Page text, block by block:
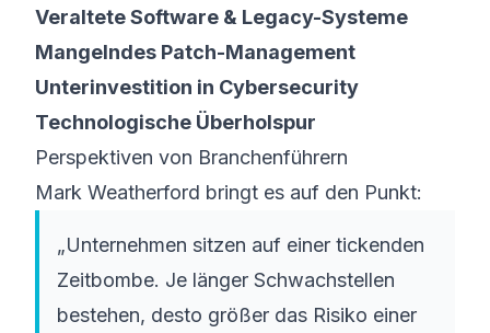
Veraltete Software & Legacy-Systeme
Mangelndes Patch-Management
Unterinvestition in Cybersecurity
Technologische Überholspur
Perspektiven von Branchenführern
Mark Weatherford bringt es auf den Punkt:
„Unternehmen sitzen auf einer tickenden
Zeitbombe. Je länger Schwachstellen
bestehen, desto größer das Risiko einer